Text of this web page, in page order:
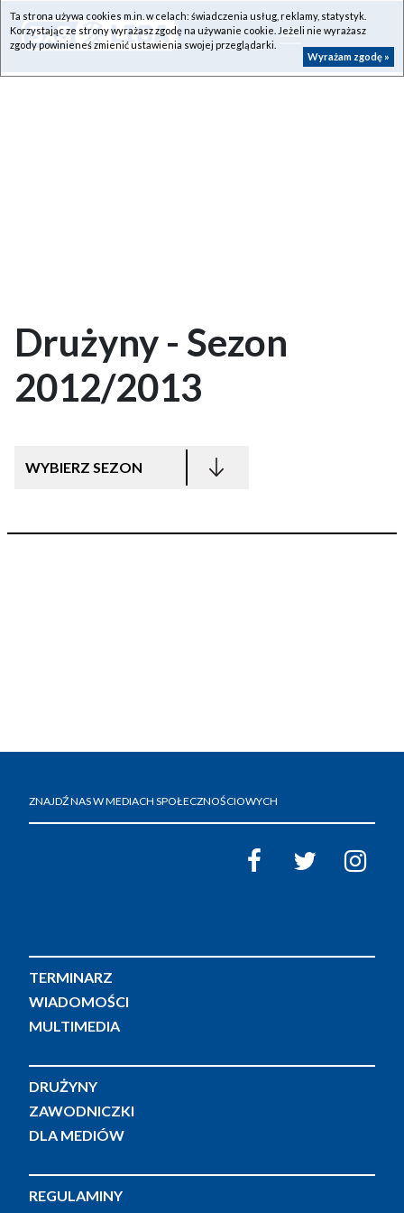
Drużyny - Sezon
2012/2013
WYBIERZ SEZON
ZNAJDŹ NAS W MEDIACH SPOŁECZNOŚCIOWYCH
TERMINARZ
WIADOMOŚCI
MULTIMEDIA
DRUŻYNY
ZAWODNICZKI
DLA MEDIÓW
REGULAMINY
Ta strona używa cookies m.in. w celach: świadczenia usług, reklamy, statystyk.
Korzystając ze strony wyrażasz zgodę na używanie cookie. Jeżeli nie wyrażasz
zgody powinieneś zmienić ustawienia swojej przeglądarki.
Wyrażam zgodę »